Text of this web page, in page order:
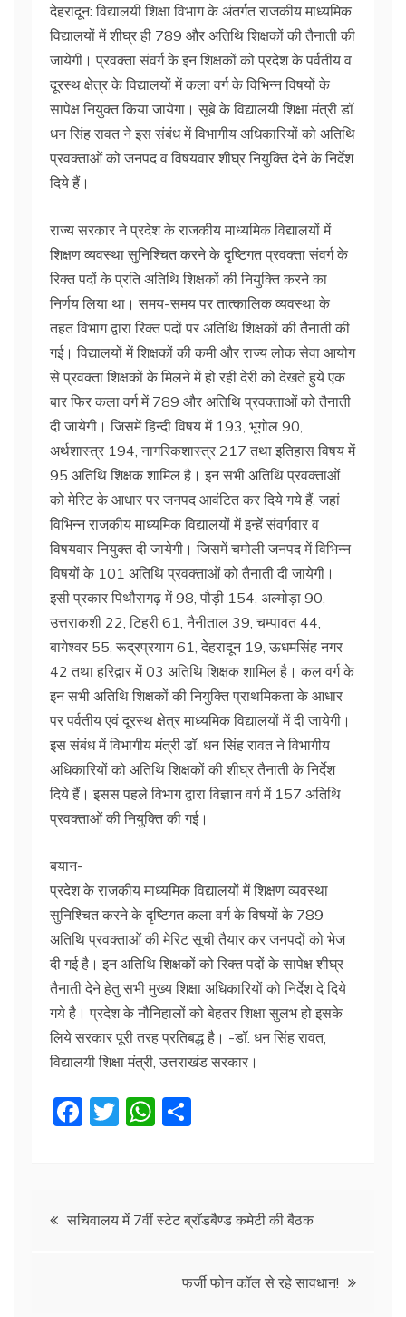
देहरादून: विद्यालयी शिक्षा विभाग के अंतर्गत राजकीय माध्यमिक
विद्यालयों में शीघ्र ही 789 और अतिथि शिक्षकों की तैनाती की
जायेगी। प्रवक्ता संवर्ग के इन शिक्षकों को प्रदेश के पर्वतीय व
दूरस्थ क्षेत्र के विद्यालयों में कला वर्ग के विभिन्न विषयों के
सापेक्ष नियुक्त किया जायेगा। सूबे के विद्यालयी शिक्षा मंत्री डॉ.
धन सिंह रावत ने इस संबंध में विभागीय अधिकारियों को अतिथि
प्रवक्ताओं को जनपद व विषयवार शीघ्र नियुक्ति देने के निर्देश
दिये हैं।
राज्य सरकार ने प्रदेश के राजकीय माध्यमिक विद्यालयों में
शिक्षण व्यवस्था सुनिश्चित करने के दृष्टिगत प्रवक्ता संवर्ग के
रिक्त पदों के प्रति अतिथि शिक्षकों की नियुक्ति करने का
निर्णय लिया था। समय-समय पर तात्कालिक व्यवस्था के
तहत विभाग द्वारा रिक्त पदों पर अतिथि शिक्षकों की तैनाती की
गई। विद्यालयों में शिक्षकों की कमी और राज्य लोक सेवा आयोग
से प्रवक्ता शिक्षकों के मिलने में हो रही देरी को देखते हुये एक
बार फिर कला वर्ग में 789 और अतिथि प्रवक्ताओं को तैनाती
दी जायेगी। जिसमें हिन्दी विषय में 193, भूगोल 90,
अर्थशास्त्र 194, नागरिकशास्त्र 217 तथा इतिहास विषय में
95 अतिथि शिक्षक शामिल है। इन सभी अतिथि प्रवक्ताओं
को मेरिट के आधार पर जनपद आवंटित कर दिये गये हैं, जहां
विभिन्न राजकीय माध्यमिक विद्यालयों में इन्हें संवर्गवार व
विषयवार नियुक्त दी जायेगी। जिसमें चमोली जनपद में विभिन्न
विषयों के 101 अतिथि प्रवक्ताओं को तैनाती दी जायेगी।
इसी प्रकार पिथौरागढ़ में 98, पौड़ी 154, अल्मोड़ा 90,
उत्तराकशी 22, टिहरी 61, नैनीताल 39, चम्पावत 44,
बागेश्वर 55, रूद्रप्रयाग 61, देहरादून 19, ऊधमसिंह नगर
42 तथा हरिद्वार में 03 अतिथि शिक्षक शामिल है। कल वर्ग के
इन सभी अतिथि शिक्षकों की नियुक्ति प्राथमिकता के आधार
पर पर्वतीय एवं दूरस्थ क्षेत्र माध्यमिक विद्यालयों में दी जायेगी।
इस संबंध में विभागीय मंत्री डॉ. धन सिंह रावत ने विभागीय
अधिकारियों को अतिथि शिक्षकों की शीघ्र तैनाती के निर्देश
दिये हैं। इसस पहले विभाग द्वारा विज्ञान वर्ग में 157 अतिथि
प्रवक्ताओं की नियुक्ति की गई।
बयान-
प्रदेश के राजकीय माध्यमिक विद्यालयों में शिक्षण व्यवस्था
सुनिश्चित करने के दृष्टिगत कला वर्ग के विषयों के 789
अतिथि प्रवक्ताओं की मेरिट सूची तैयार कर जनपदों को भेज
दी गई है। इन अतिथि शिक्षकों को रिक्त पदों के सापेक्ष शीघ्र
तैनाती देने हेतु सभी मुख्य शिक्षा अधिकारियों को निर्देश दे दिये
गये है। प्रदेश के नौनिहालों को बेहतर शिक्षा सुलभ हो इसके
लिये सरकार पूरी तरह प्रतिबद्ध है। -डॉ. धन सिंह रावत,
विद्यालयी शिक्षा मंत्री, उत्तराखंड सरकार।
F
b
T
W
A
Postसचिवालय में 7वीं स्टेट ब्राॅडबैण्ड कमेटी की बैठक
फर्जी फोन कॉल से रहे सावधान!